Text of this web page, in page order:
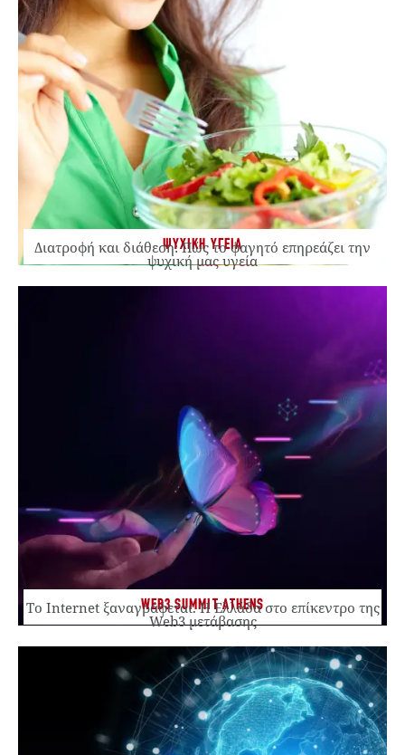
ΨΥΧΙΚΗ ΥΓΕΙΑ
Διατροφή και διάθεση: Πώς το φαγητό επηρεάζει την
ψυχική μας υγεία
WEB3 SUMMIT ATHENS
Το Internet ξαναγράφεται. Η Ελλάδα στο επίκεντρο της
Web3 μετάβασης